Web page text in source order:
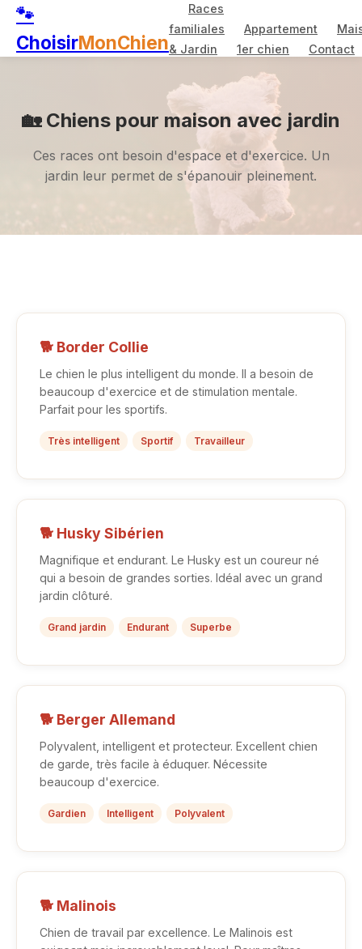
🐾
ChoisirMonChien
Races
familiales
Appartement
& Jardin
1er chien Contact
🏡 Chiens pour maison avec jardin
Ces races ont besoin d'espace et d'exercice. Un
jardin leur permet de s'épanouir pleinement.
🐕 Border Collie
Le chien le plus intelligent du monde. Il a besoin de
beaucoup d'exercice et de stimulation mentale.
Parfait pour les sportifs.
Très intelligent Sportif Travailleur
🐕 Husky Sibérien
Magnifique et endurant. Le Husky est un coureur né
qui a besoin de grandes sorties. Idéal avec un grand
jardin clôturé.
Grand jardin Endurant Superbe
🐕 Berger Allemand
Polyvalent, intelligent et protecteur. Excellent chien
de garde, très facile à éduquer. Nécessite
beaucoup d'exercice.
Gardien Intelligent Polyvalent
🐕 Malinois
Chien de travail par excellence. Le Malinois est